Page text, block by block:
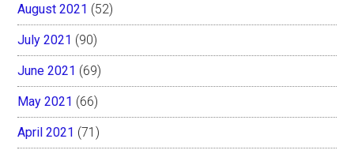
August 2021 (52)
July 2021 (90)
June 2021 (69)
May 2021 (66)
April 2021 (71)